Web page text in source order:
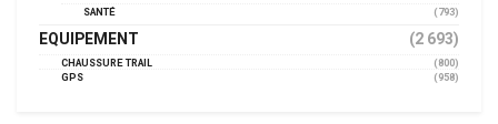
SANTÉ
(793)
EQUIPEMENT (2 693)
CHAUSSURE TRAIL
(800)
GPS
(958)